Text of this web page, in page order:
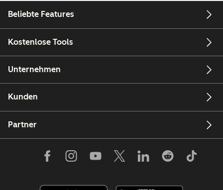
Beliebte Features
Kostenlose Tools
Unternehmen
Kunden
Partner